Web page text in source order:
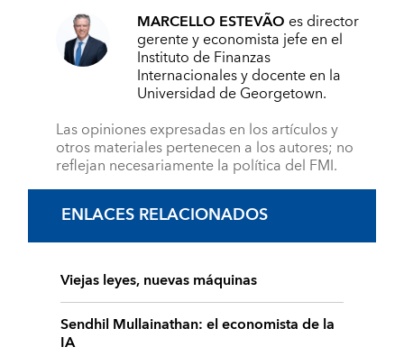
MARCELLO ESTEVÃO es director
gerente y economista jefe en el
Instituto de Finanzas
Internacionales y docente en la
Universidad de Georgetown.
Las opiniones expresadas en los artículos y
otros materiales pertenecen a los autores; no
reflejan necesariamente la política del FMI.
ENLACES RELACIONADOS
Viejas leyes, nuevas máquinas
Sendhil Mullainathan: el economista de la
IA